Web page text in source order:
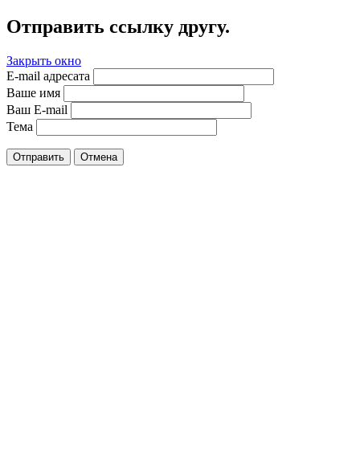
Отправить ссылку другу.
Закрыть окно
E-mail адресата
Ваше имя
Ваш E-mail
Тема
Отправить Отмена